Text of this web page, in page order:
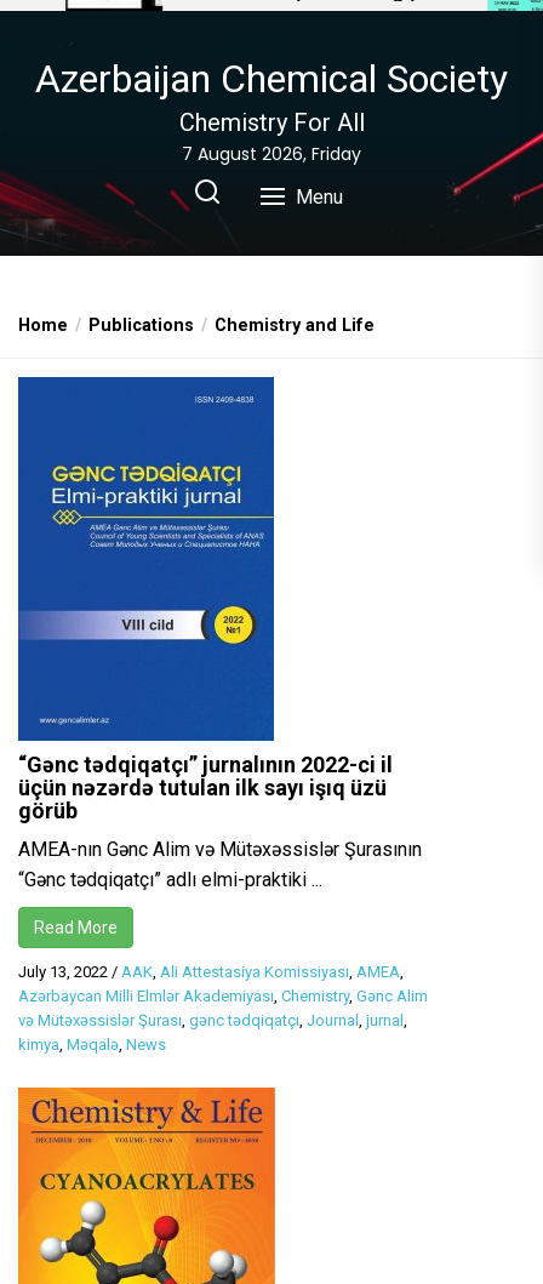
Azerbaijan Chemical Society
Chemistry For All
7 August 2026, Friday
Menu
Home Publications Chemistry and Life
“Gənc tədqiqatçı” jurnalının 2022-ci il
üçün nəzərdə tutulan ilk sayı işıq üzü
görüb
AMEA-nın Gənc Alim və Mütəxəssislər Şurasının
“Gənc tədqiqatçı” adlı elmi-praktiki ...
Read More
July 13, 2022 / AAK, Ali Attestasiya Komissiyası, AMEA,
Azərbaycan Milli Elmlər Akademiyası, Chemistry, Gənc Alim
və Mütəxəssislər Şurası, gənc tədqiqatçı, Journal , jurnal ,
kimya, Məqalə, News